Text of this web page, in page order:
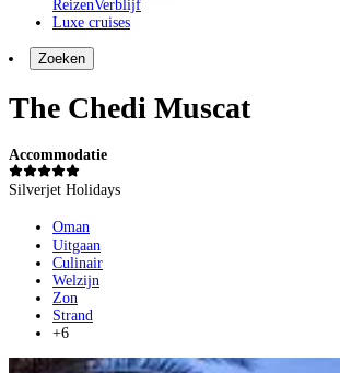
ReizenVerblijf
Luxe cruises
Zoeken
The Chedi Muscat
Accommodatie
Silverjet Holidays
Oman
Uitgaan
Culinair
Welzijn
Zon
Strand
+6